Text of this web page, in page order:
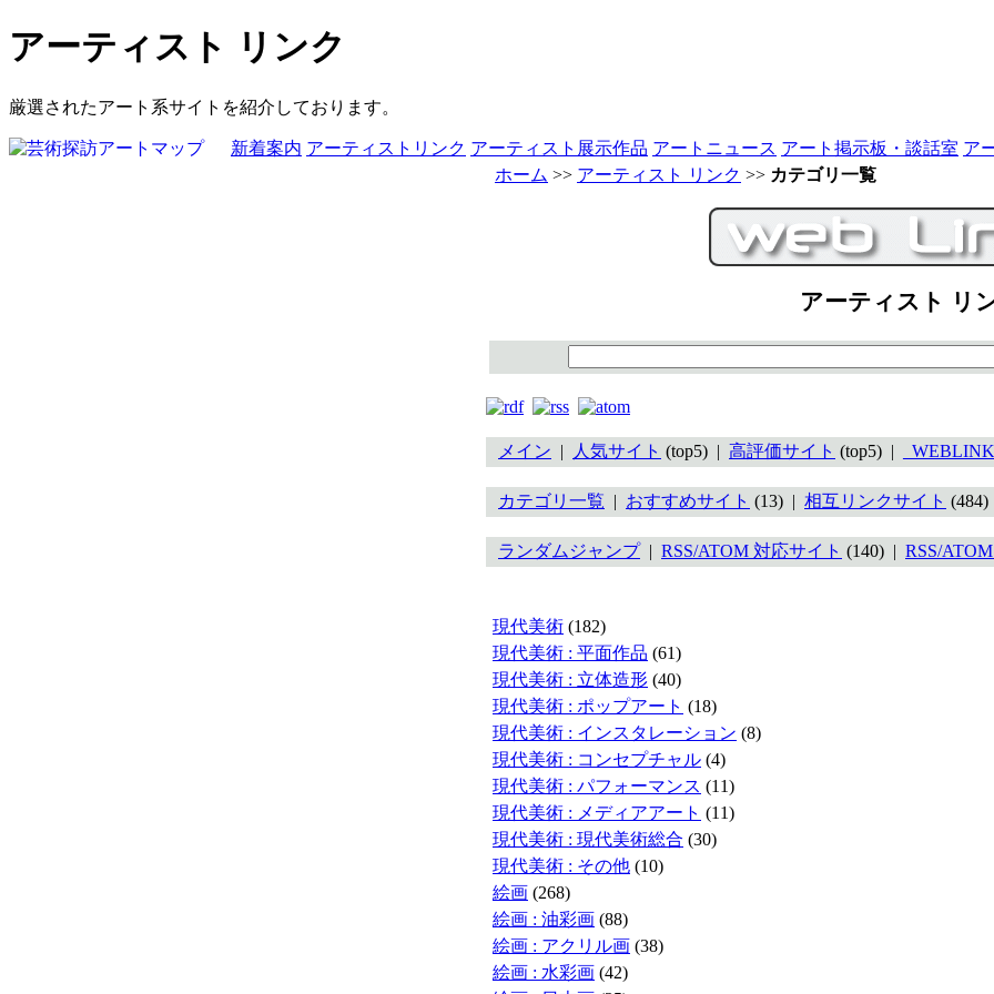
アーティスト リンク
厳選されたアート系サイトを紹介しております。
新着案内 アーティストリンク アーティスト展示作品 アートニュース アート掲示板・談話室 ア
ホーム >> アーティスト リンク >> カテゴリ一覧
アーティスト リ
メイン | 人気サイト (top5) | 高評価サイト (top5) |
カテゴリ一覧 | おすすめサイト (13) | 相互リンクサイト
ランダムジャンプ| RSS/ATOM 対応サイト (140) | RSS/
現代美術 (182)
現代美術 : 平面作品 (61)
現代美術 : 立体造形 (40)
現代美術 : ポップアート (18)
現代美術 : インスタレーション (8)
現代美術 : コンセプチャル (4)
現代美術 : パフォーマンス (11)
現代美術 : メディアアート (11)
現代美術 : 現代美術総合 (30)
現代美術 : その他 (10)
絵画 (268)
絵画 : 油彩画 (88)
絵画 : アクリル画 (38)
絵画 : 水彩画 (42)